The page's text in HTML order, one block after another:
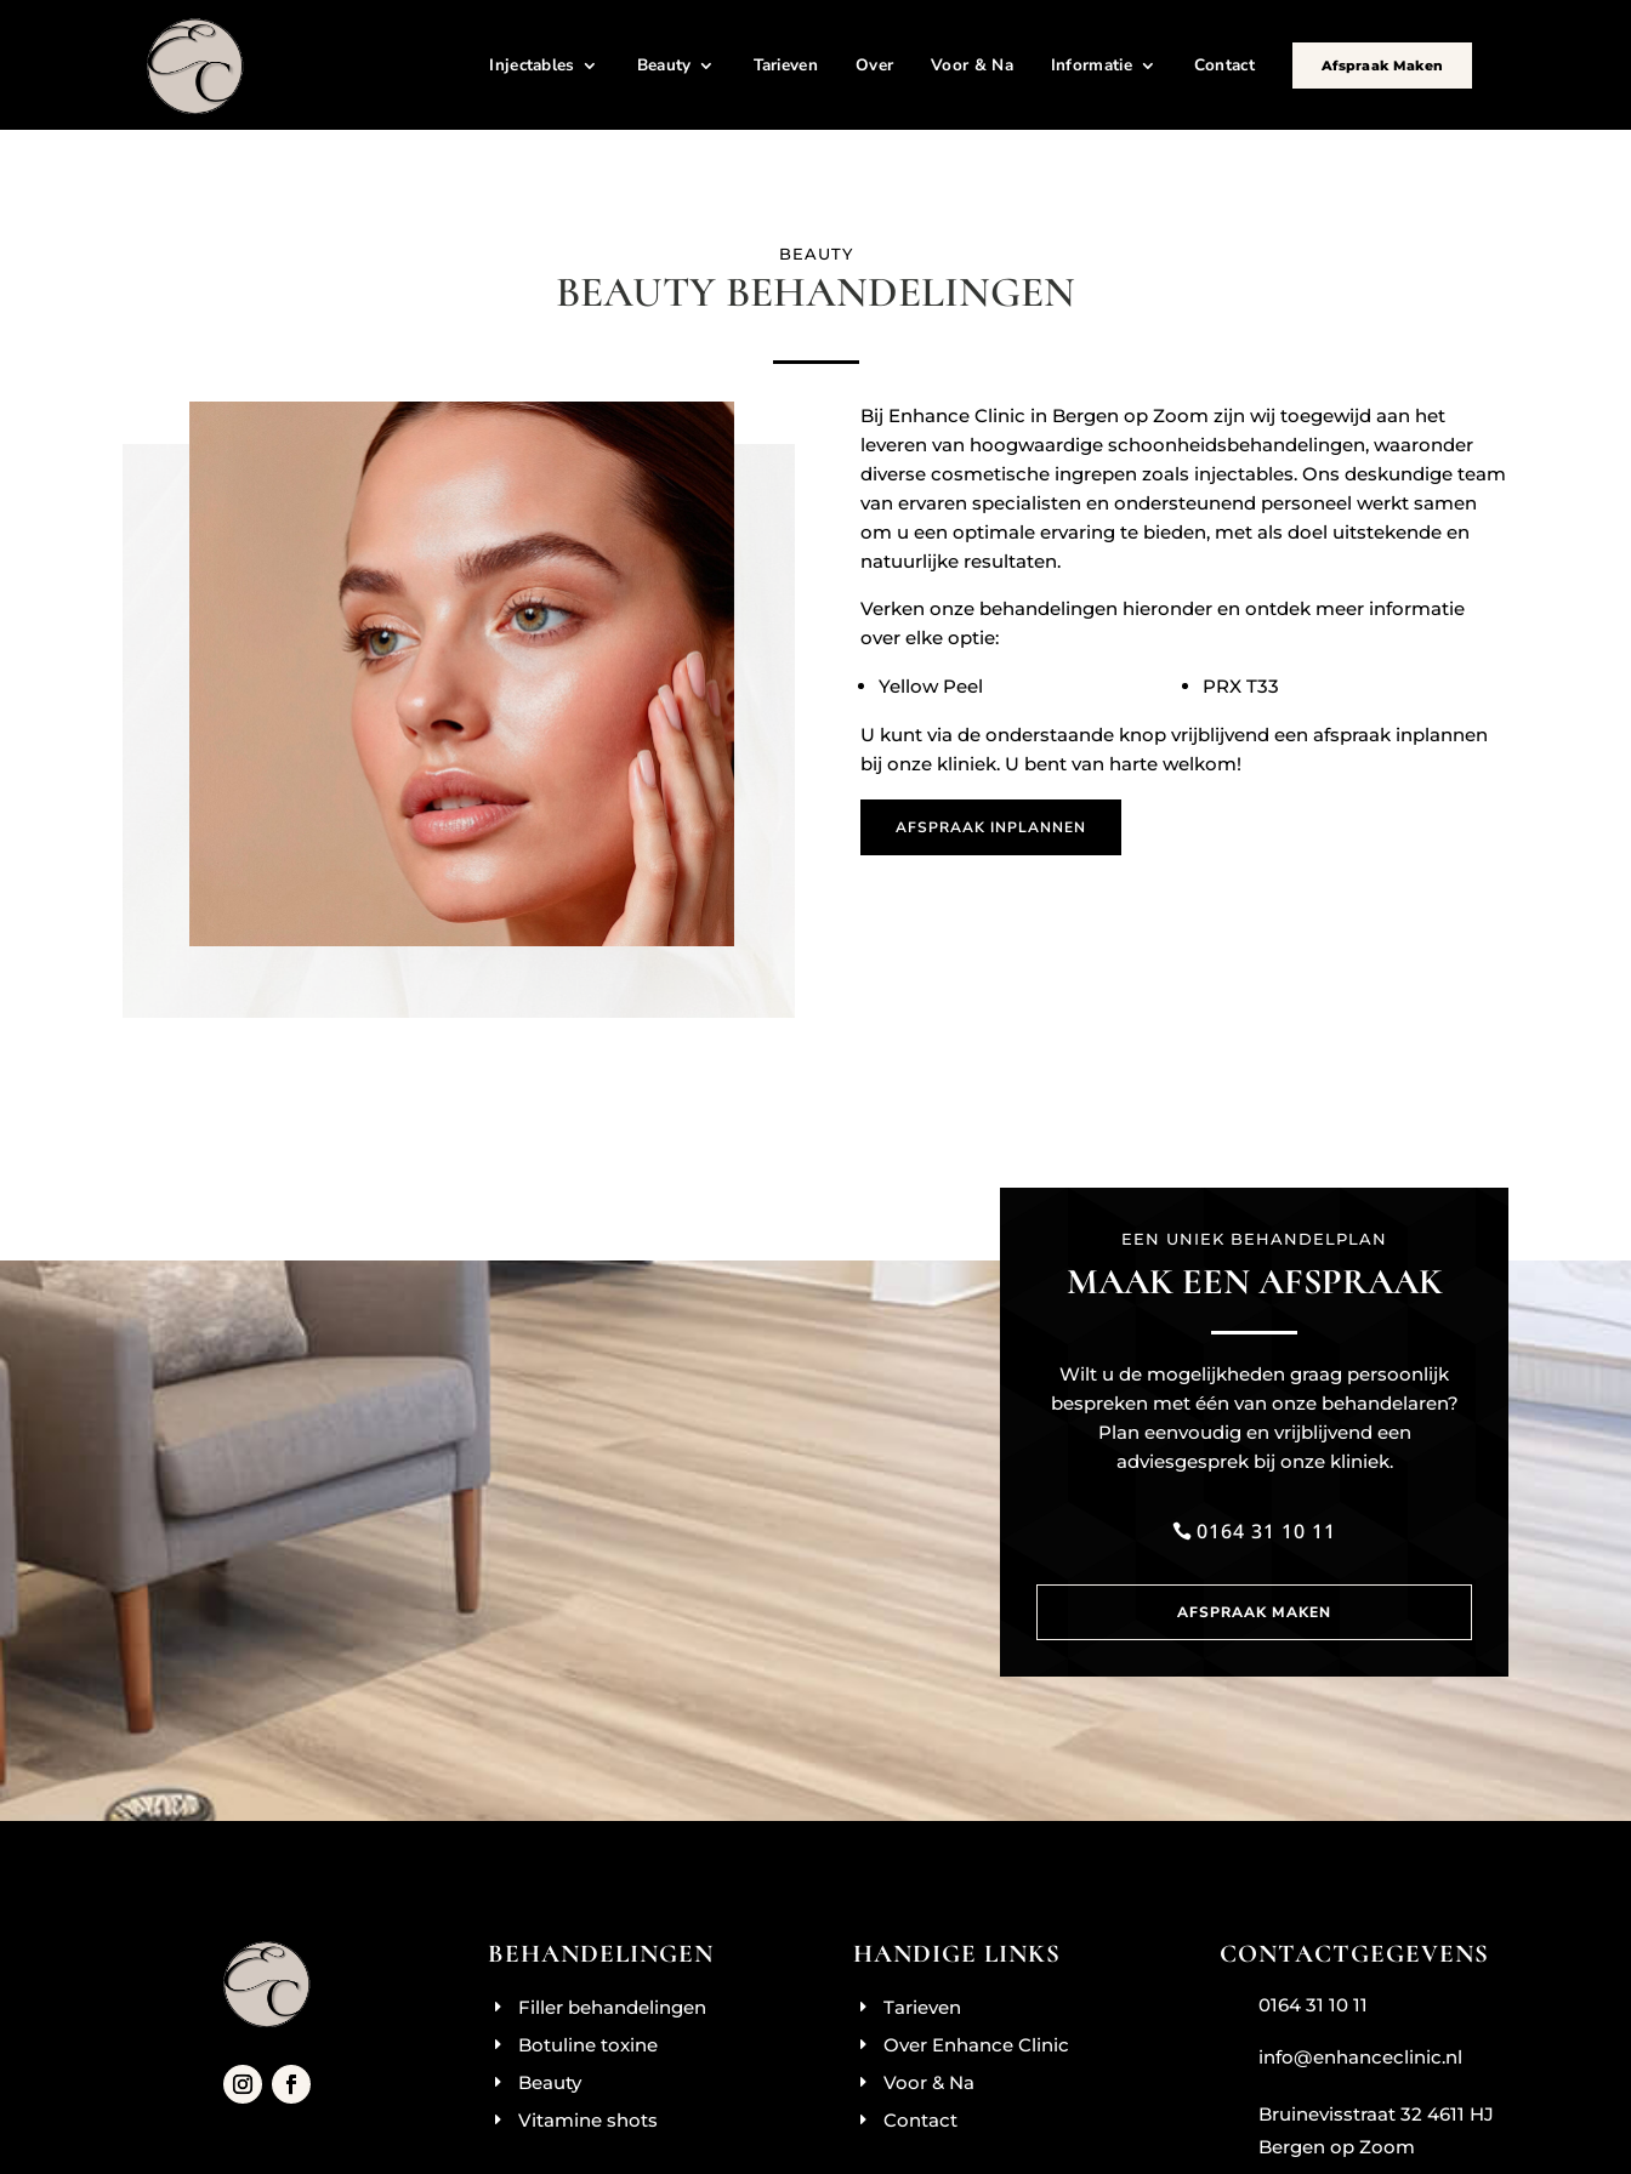
Injectables Beauty Tarieven Over Voor & Na Informatie Contact Afspraak Maken
BEAUTY
BEAUTY BEHANDELINGEN
Bij Enhance Clinic in Bergen op Zoom zijn wij toegewijd aan het
leveren van hoogwaardige schoonheidsbehandelingen, waaronder
diverse cosmetische ingrepen zoals injectables. Ons deskundige team
van ervaren specialisten en ondersteunend personeel werkt samen
om u een optimale ervaring te bieden, met als doel uitstekende en
natuurlijke resultaten.
Verken onze behandelingen hieronder en ontdek meer informatie
over elke optie:
Yellow Peel PRX T33
U kunt via de onderstaande knop vrijblijvend een afspraak inplannen
bij onze kliniek. U bent van harte welkom!
AFSPRAAK INPLANNEN
EEN UNIEK BEHANDELPLAN
MAAK EEN AFSPRAAK
Wilt u de mogelijkheden graag persoonlijk
bespreken met één van onze behandelaren?
Plan eenvoudig en vrijblijvend een
adviesgesprek bij onze kliniek.
0164 31 10 11
AFSPRAAK MAKEN
BEHANDELINGEN
Filler behandelingen
Botuline toxine
Beauty
Vitamine shots
HANDIGE LINKS
Tarieven
Over Enhance Clinic
Voor & Na
Contact
CONTACTGEGEVENS
0164 31 10 11
info@enhanceclinic.nl
Bruinevisstraat 32 4611 HJ
Bergen op Zoom